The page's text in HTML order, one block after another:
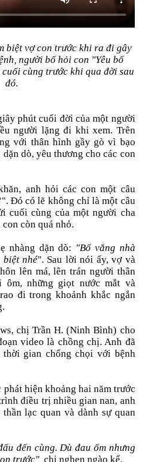
biệt vợ con trước khi ra đi gây
người bố hỏi con "Yêu bố
cùng trước khi qua đời sau
đó.
phút cuối đời của một người
người lặng đi khi xem. Trên
với thân hình gầy gò vì bạo
dò, yêu thương cho các con
anh hỏi các con một câu
". Đó có lẽ không chỉ là một câu
cuối cùng của một người cha
còn quá nhỏ.
nhàng dặn dò: "Bố vắng nhà
biệt nhé". Sau lời nói ấy, vợ và
lên má, lên trán người thân
ôm, những giọt nước mắt và
đi trong khoảnh khắc ngắn
chị Trần H. (Ninh Bình) cho
video là chồng chị. Anh đã
thời gian chống chọi với bệnh
phát hiện khoảng hai năm trước
điều trị nhiều gian nan, anh
lạc quan và dành sự quan
đến cùng. Dù đau ốm nhưng
trước", chị nghẹn ngào kể.